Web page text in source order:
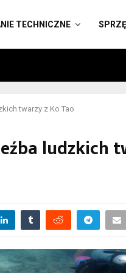
TECHNICZNE
twarzy z Ko Tao
ludzkich